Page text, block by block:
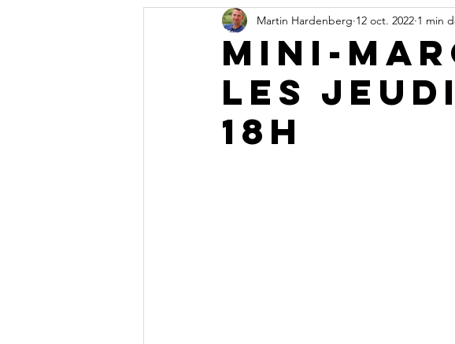
Mini-
les
18h
Martin Hardenberg 12 oct. 2022 1 min